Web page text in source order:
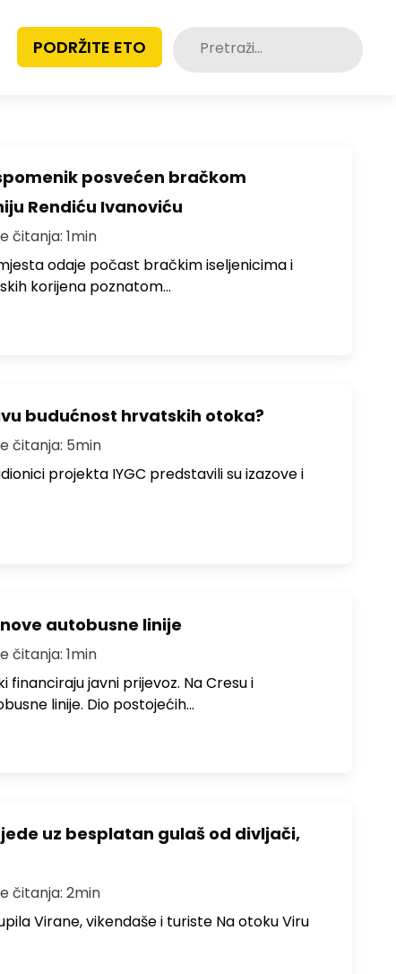
PODRŽITE ETO Pretraži:
posvećen bračkom
Rendiću Ivanoviću
čitanja: 1min
odaje počast bračkim iseljenicima i
korijena poznatom…
budućnost hrvatskih otoka?
čitanja: 5min
projekta IYGC predstavili su izazove i
autobusne linije
čitanja: 1min
financiraju javni prijevoz. Na Cresu i
linije. Dio postojećih…
uz besplatan gulaš od divljači,
čitanja: 2min
Virane, vikendaše i turiste Na otoku Viru